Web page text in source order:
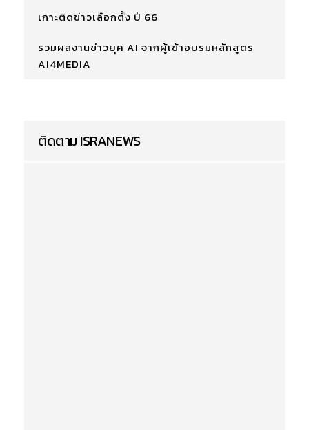
เกาะติดข่าวเลือกตั้ง ปี 66
รวมผลงานข่าวยุค AI จากผู้เข้าอบรมหลักสูตร
AI4MEDIA
ติดตาม ISRANEWS